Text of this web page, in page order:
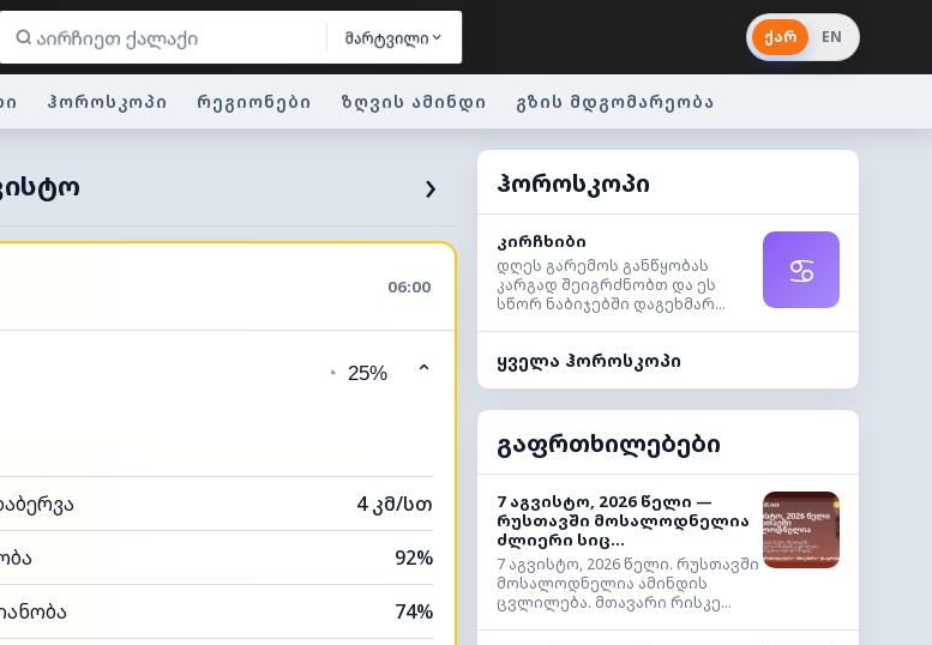
მარტვილი ქარ EN
ჰოროსკოპი რეგიონები ზღვის ამინდი გზის მდგომარეობა
›
06:00
◔ 25% ⌃
4 კმ/სთ
92%
74%
ჰოროსკოპი
კირჩხიბი
დღეს გარემოს განწყობას
კარგად შეიგრძნობთ და ეს
სწორ ნაბიჯებში დაგეხმარ...
♋
ყველა ჰოროსკოპი
გაფრთხილებები
7 აგვისტო, 2026 წელი —
რუსთავში მოსალოდნელია
ძლიერი სიც...
7 აგვისტო, 2026 წელი. რუსთავში
მოსალოდნელია ამინდის
ცვლილება. მთავარი რისკე...